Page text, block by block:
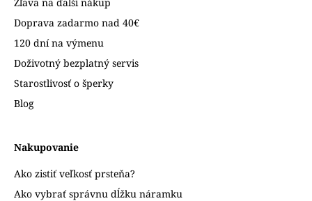
Doprava zadarmo nad 40€
120 dní na výmenu
Doživotný bezplatný servis
Starostlivosť o šperky
Blog
Nakupovanie
Ako zistiť veľkosť prsteňa?
Ako vybrať správnu dĺžku náramku